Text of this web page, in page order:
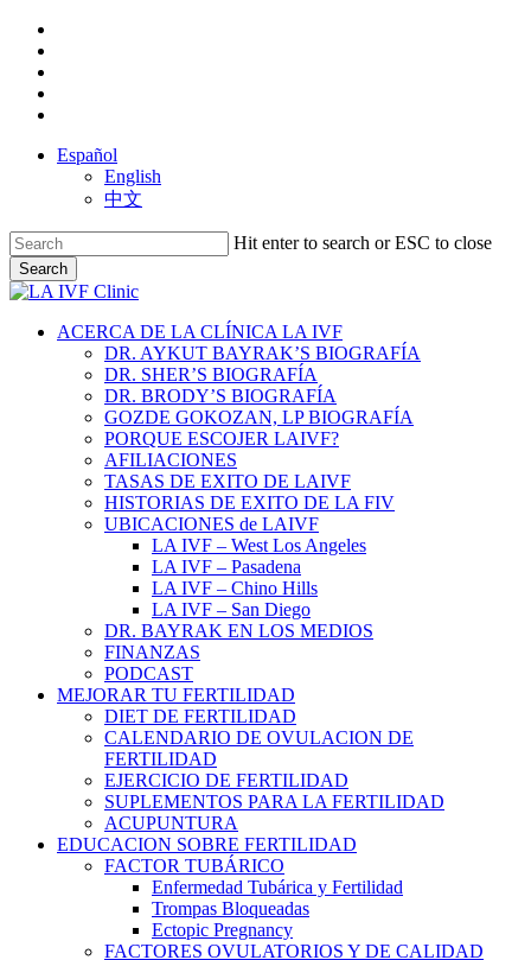
Skip
main
content
Español
English
中文
Hit enter to search or ESC to close
Search
Close
search
Menu
ACERCA DE LA CLÍNICA LA IVF
DR. AYKUT BAYRAK’S BIOGRAFÍA
DR. SHER’S BIOGRAFÍA
DR. BRODY’S BIOGRAFÍA
GOZDE GOKOZAN, LP BIOGRAFÍA
PORQUE ESCOJER LAIVF?
AFILIACIONES
TASAS DE EXITO DE LAIVF
HISTORIAS DE EXITO DE LA FIV
UBICACIONES de LAIVF
LA IVF – West Los Angeles
LA IVF – Pasadena
LA IVF – Chino Hills
LA IVF – San Diego
DR. BAYRAK EN LOS MEDIOS
FINANZAS
PODCAST
MEJORAR TU FERTILIDAD
DIET DE FERTILIDAD
CALENDARIO DE OVULACION DE
FERTILIDAD
EJERCICIO DE FERTILIDAD
SUPLEMENTOS PARA LA FERTILIDAD
ACUPUNTURA
EDUCACION SOBRE FERTILIDAD
FACTOR TUBÁRICO
Enfermedad Tubárica y Fertilidad
Trompas Bloqueadas
Ectopic Pregnancy
FACTORES OVULATORIOS Y DE CALIDAD